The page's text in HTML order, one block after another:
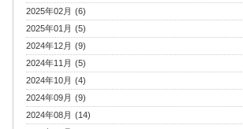
2025年02月 (6)
2025年01月 (5)
2024年12月 (9)
2024年11月 (5)
2024年10月 (4)
2024年09月 (9)
2024年08月 (14)